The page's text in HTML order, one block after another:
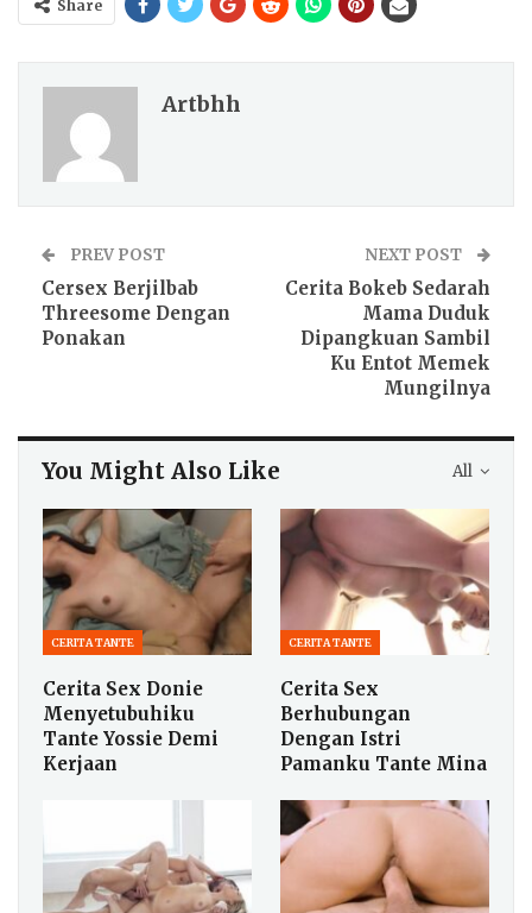
Share
Artbhh
PREV POST
Cersex Berjilbab
Threesome Dengan
Ponakan
NEXT POST
Cerita Bokeb Sedarah
Mama Duduk
Dipangkuan Sambil
Ku Entot Memek
Mungilnya
All
You Might Also Like
CERITA TANTE
Cerita Sex Donie
Menyetubuhiku
Tante Yossie Demi
Kerjaan
CERITA TANTE
Cerita Sex
Berhubungan
Dengan Istri
Pamanku Tante Mina